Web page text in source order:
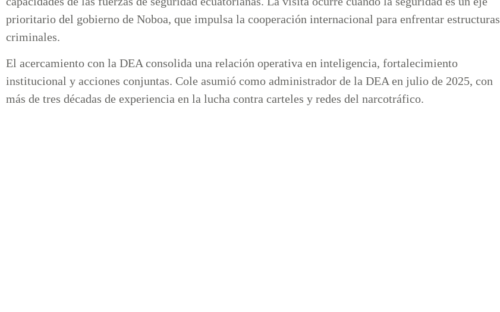
prioritario del gobierno de Noboa, que impulsa la cooperación internacional para enfrentar estructuras
criminales.
El acercamiento con la DEA consolida una relación operativa en inteligencia, fortalecimiento
institucional y acciones conjuntas. Cole asumió como administrador de la DEA en julio de 2025, con
más de tres décadas de experiencia en la lucha contra carteles y redes del narcotráfico.